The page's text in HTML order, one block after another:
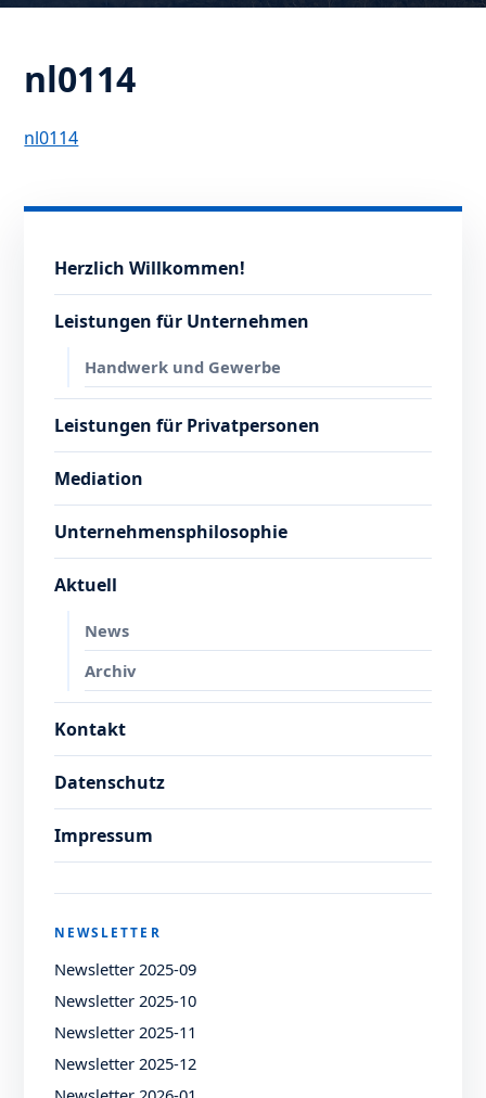
nl0114
nl0114
Herzlich Willkommen!
Leistungen für Unternehmen
Handwerk und Gewerbe
Leistungen für Privatpersonen
Mediation
Unternehmensphilosophie
Aktuell
News
Archiv
Kontakt
Datenschutz
Impressum
NEWSLETTER
Newsletter 2025-09
Newsletter 2025-10
Newsletter 2025-11
Newsletter 2025-12